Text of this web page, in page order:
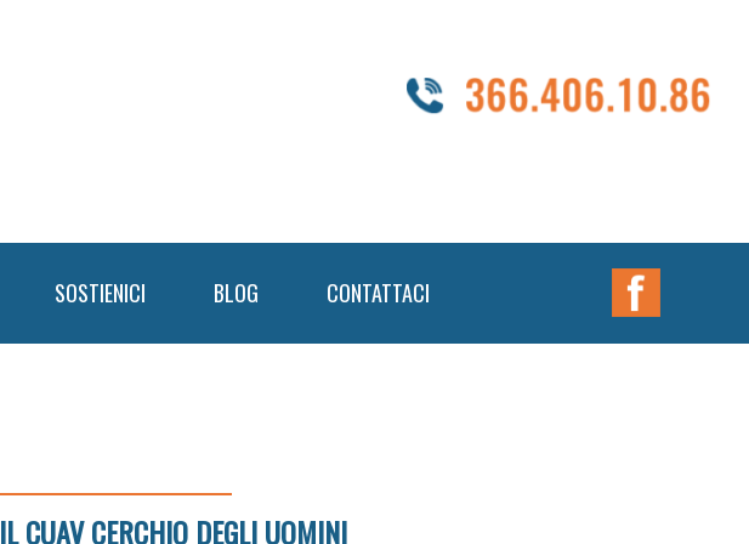
SOSTIENICI BLOG CONTATTACI
Nav
Widget
Area
IL CUAV CERCHIO DEGLI UOMINI